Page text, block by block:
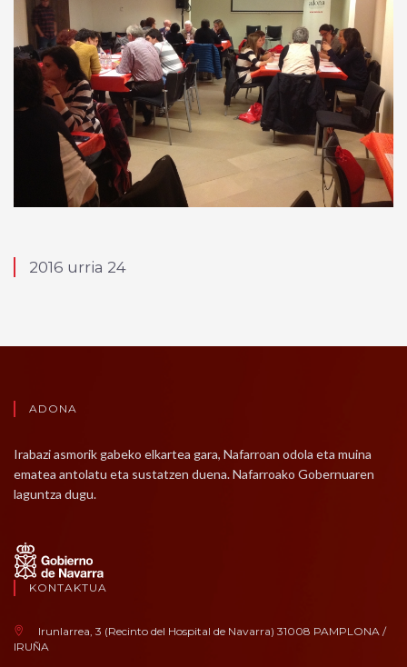
2016 urria 24
ADONA
Irabazi asmorik gabeko elkartea gara, Nafarroan odola eta muina
ematea antolatu eta sustatzen duena. Nafarroako Gobernuaren
laguntza dugu.
KONTAKTUA
Irunlarrea, 3 (Recinto del Hospital de Navarra) 31008 PAMPLONA /
IRUÑA